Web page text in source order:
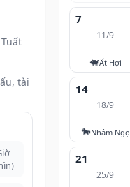
tài
7
11/9
🐖Ất Hợi
14
18/9
🐎Nhâm Ngọ
21
25/9